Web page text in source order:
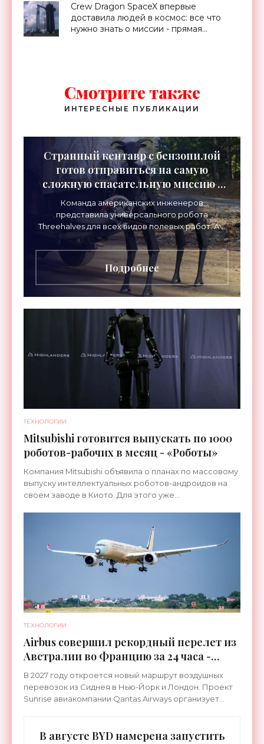
Crew Dragon SpaceX впервые
доставила людей в космос: все что
нужно знать о миссии - прямая
Смотрите также
ИНТЕРЕСНЫЕ ПУБЛИКАЦИИ
Странный кентавр с бензопилой
готов отправиться на самую
сложную спасательную миссию -
«Роботы»
Команда американских инженеров
представила универсального робота
Threehalves для всех видов полевых работ. А в
первую очередь – для спасательных миссий с
прицелом на работу в зонах
Подробнее
ТЕХНОЛОГИИ
Mitsubishi готовится выпускать по 1000
роботов-рабочих в месяц - «Роботы»
Компания Mitsubishi объявила о планах по массовому
выпуску интеллектуальных роботов-андроидов на
своем заводе в Киото. Для этого уже
ТЕХНОЛОГИИ
Airbus совершил рекордный перелет из
Австралии во Францию за 24 часа -
«Техника»
В 2027 году откроется новый маршрут воздушных
перевозок из Сиднея в Нью-Йорк и Лондон. Проект
Sunrise авиакомпании Qantas Airways организует
В августе BYD намерена запустить